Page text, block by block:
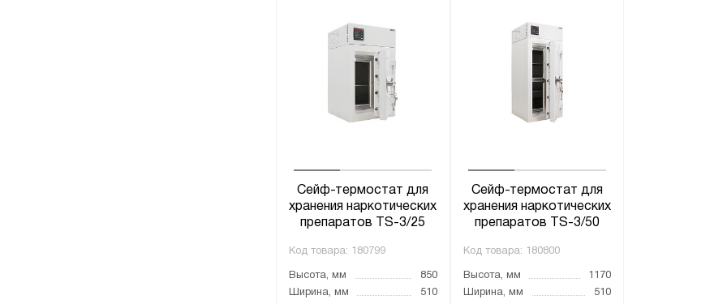
Сейф-термостат для
хранения наркотических
препаратов TS-3/25
Код товара: 180799
Высота, мм
850
Ширина, мм
510
Сейф-термостат для
хранения наркотических
препаратов TS-3/50
Код товара: 180800
Высота, мм
1170
Ширина, мм
510